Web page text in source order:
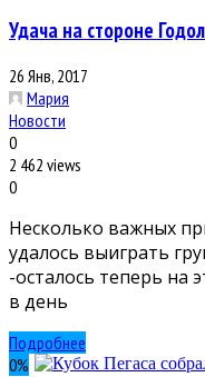
Удача на стороне
26 Янв, 2017
Мария
Новости
0
2 462 views
0
Несколько важных
удалось выиграть
-осталось теперь на
в день
Подробнее
0%